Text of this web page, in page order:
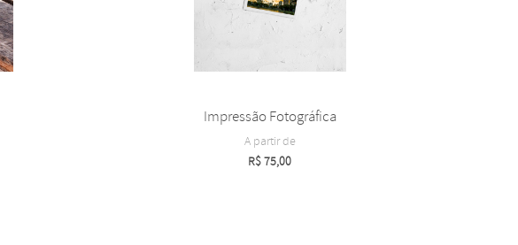
Impressão Fotográfica
A partir de
R$75,00